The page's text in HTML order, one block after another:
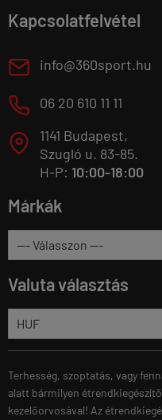
Kapcsolatfelvétel
E info@360sport.hu
M 06 20 610 11 11
T
1141 Budapest,
Szugló u. 83-85.
H-P: 10:00-18:00
Márkák
Valuta választás
Terhesség, szoptatás, vagy
alatt bármilyen
kezelőorvosával! Az